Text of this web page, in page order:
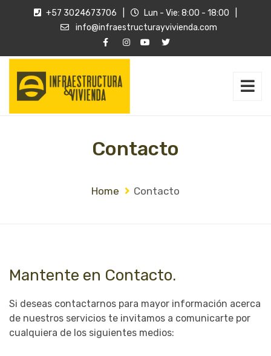
+57 3024673706 Lun - Vie: 8:00 - 18:00
info@infraestructurayvivienda.com
Contacto
Home Contacto
Mantente en Contacto.
Si deseas contactarnos para mayor información acerca
de nuestros servicios te invitamos a comunicarte por
cualquiera de los siguientes medios: